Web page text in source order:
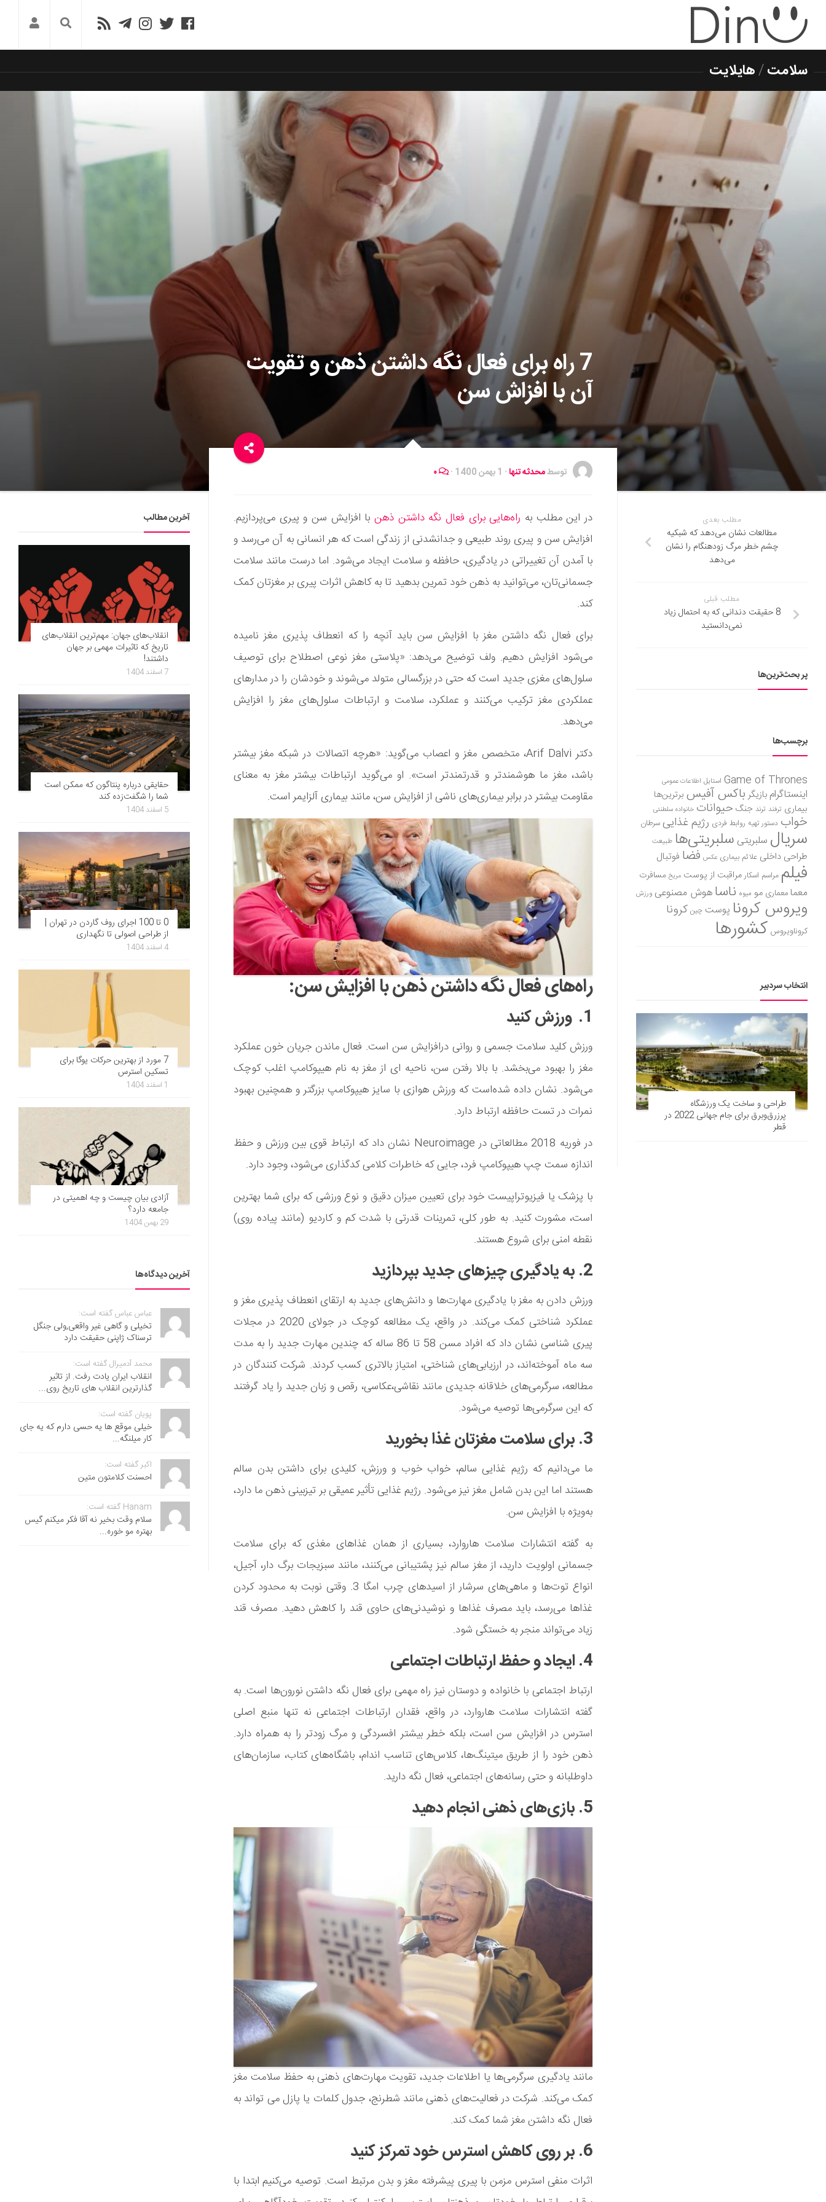
سلامت/هایلایت
7 راه برای فعال نگه داشتن ذهن و تقویت
آن با افزاش سن
توسطمحدثه تنها· 1 بهمن 1400 ·
در این مطلب به راه‌هایی برای فعال نگه داشتن ذهن با افزایش سن و پیری می‌پردازیم.
افزایش سن و پیری روند طبیعی و جدانشدنی از زندگی است که هر انسانی به آن می‌رسد و
با آمدن آن تغییراتی در یادگیری، حافظه و سلامت ایجاد می‌شود. اما درست مانند سلامت
جسمانی‌تان، می‌توانید به ذهن خود تمرین بدهید تا به کاهش اثرات پیری بر مغزتان کمک
کند.
برای فعال نگه داشتن مغز با افزایش سن باید آنچه را که انعطاف پذیری مغز نامیده
می‌شود افزایش دهیم. ولف توضیح می‌دهد: «پلاستی مغز نوعی اصطلاح برای توصیف
سلول‌های مغزی جدید است که حتی در بزرگسالی متولد می‌شوند و خودشان را در مدارهای
عملکردی مغز ترکیب می‌کنند و عملکرد، سلامت و ارتباطات سلول‌های مغز را افزایش
می‌دهد.
دکتر Arif Dalvi، متخصص مغز و اعصاب می‌گوید: «هرچه اتصالات در شبکه مغز بیشتر
باشد، مغز ما هوشمندتر و قدرتمندتر است». او می‌گوید ارتباطات بیشتر مغز به معنای
مقاومت بیشتر در برابر بیماری‌های ناشی از افزایش سن، مانند بیماری آلزایمر است.
راه‌های فعال نگه داشتن ذهن با افزایش سن:
1. ورزش کنید
ورزش کلید سلامت جسمی و روانی درافزایش سن است. فعال ماندن جریان خون عملکرد
مغز را بهبود می‌بخشد. با بالا رفتن سن، ناحیه ای از مغز به نام هیپوکامپ اغلب کوچک
می‌شود. نشان داده شده‌است که ورزش هوازی با سایز هیپوکامپ بزرگتر و همچنین بهبود
نمرات در تست حافظه ارتباط دارد.
در فوریه 2018 مطالعاتی در Neuroimage نشان داد که ارتباط قوی بین ورزش و حفظ
اندازه سمت چپ هیپوکامپ فرد، جایی که خاطرات کلامی کدگذاری می‌شود، وجود دارد.
با پزشک یا فیزیوتراپیست خود برای تعیین میزان دقیق و نوع ورزشی که برای شما بهترین
است، مشورت کنید. به طور کلی، تمرینات قدرتی با شدت کم و کاردیو (مانند پیاده روی)
نقطه امنی برای شروع هستند.
2. به یادگیری چیزهای جدید بپردازید
ورزش دادن به مغز با یادگیری مهارت‌ها و دانش‌های جدید به ارتقای انعطاف پذیری مغز و
عملکرد شناختی کمک می‌کند. در واقع، یک مطالعه کوچک در جولای 2020 در مجلات
پیری شناسی نشان داد که افراد مسن 58 تا 86 ساله که چندین مهارت جدید را به مدت
سه ماه آموخته‌اند، در ارزیابی‌های شناختی، امتیاز بالاتری کسب کردند. شرکت کنندگان در
مطالعه، سرگرمی‌های خلاقانه جدیدی مانند نقاشی،عکاسی، رقص و زبان جدید را یاد گرفتند
که این سرگرمی‌ها توصیه می‌شود.
3. برای سلامت مغزتان غذا بخورید
ما می‌دانیم که رژیم غذایی سالم، خواب خوب و ورزش، کلیدی برای داشتن بدن سالم
هستند اما این بدن شامل مغز نیز می‌شود. رژیم غذایی تأثیر عمیقی بر تیزبینی ذهن ما دارد،
به‌ویژه با افزایش سن.
به گفته انتشارات سلامت هاروارد، بسیاری از همان غذاهای مغذی که برای سلامت
جسمانی اولویت دارید، از مغز سالم نیز پشتیبانی می‌کنند، مانند سبزیجات برگ دار، آجیل،
انواع توت‌ها و ماهی‌های سرشار از اسیدهای چرب امگا 3. وقتی نوبت به محدود کردن
غذاها می‌رسد، باید مصرف غذاها و نوشیدنی‌های حاوی قند را کاهش دهید. مصرف قند
زیاد می‌تواند منجر به خستگی شود.
4. ایجاد و حفظ ارتباطات اجتماعی
ارتباط اجتماعی با خانواده و دوستان نیز راه مهمی برای فعال نگه داشتن نورون‌ها است. به
گفته انتشارات سلامت هاروارد، در واقع، فقدان ارتباطات اجتماعی نه تنها منبع اصلی
استرس در افزایش سن است، بلکه خطر بیشتر افسردگی و مرگ زودتر را به همراه دارد.
ذهن خود را از طریق میتینگ‌ها، کلاس‌های تناسب اندام، باشگاه‌های کتاب، سازمان‌های
داوطلبانه و حتی رسانه‌های اجتماعی، فعال نگه دارید.
5. بازی‌های ذهنی انجام دهید
مانند یادگیری سرگرمی‌ها یا اطلاعات جدید، تقویت مهارت‌های ذهنی به حفظ سلامت مغز
کمک می‌کند. شرکت در فعالیت‌های ذهنی مانند شطرنج، جدول کلمات یا پازل می تواند به
فعال نگه داشتن مغز شما کمک کند.
6. بر روی کاهش استرس خود تمرکز کنید
اثرات منفی استرس مزمن با پیری پیشرفته مغز و بدن مرتبط است. توصیه می‌کنیم ابتدا با
مطلب بعدی
مطالعات نشان می‌دهد که شبکیه
چشم خطر مرگ زودهنگام را نشان
می‌دهد
مطلب قبلی
8 حقیقت دندانی که به احتمال زیاد
نمی‌دانستید
پر بحث‌ترین‌ها
برچسب‌ها
Game of Thrones استایل اطلاعات عمومی
اینستاگرام بازیگر باکس آفیس برترین‌ها
بیماری ترفند ترند جنگ حیوانات خانواده سلطنتی
خواب دستور تهیه روابط فردی رژیم غذاییسرطان
سریال سلبریتی سلبریتی‌ها طبیعت
طراحی داخلی علائم بیماری عکس فضا فوتبال
فیلم مراسم اسکارمراقبت از پوست مریخ مسافرت
معمامعماری مو میوه ناساهوش مصنوعی ورزش
ویروس کرونا پوست چین کرونا
کروناویروس کشورها
انتخاب سردبیر
طراحی و ساخت یک ورزشگاه
پرزرق‌وبرق برای جام جهانی 2022 در
قطر
آخرین مطالب
انقلاب‌های جهان: مهم‌ترین انقلاب‌های
تاریخ که تاثیرات مهمی بر جهان
داشتند!
7 اسفند 1404
حقایقی درباره پنتاگون که ممکن است
شما را شگفت‌زده کند
5 اسفند 1404
0 تا 100 اجرای روف گاردن در تهران |
از طراحی اصولی تا نگهداری
4 اسفند 1404
7 مورد از بهترین حرکات یوگا برای
تسکین استرس
1 اسفند 1404
آزادی بیان چیست و چه اهمیتی در
جامعه دارد؟
29 بهمن 1404
آخرین دیدگاه‌ها
عباس عباس گفته است:
تخیلی و گاهی غیر واقعی,ولی جنگل
ترسناک ژاپنی حقیقت دارد
محمد آدمیرال گفته است:
انقلاب ایران یادت رفت. از تاثیر
گذارترین انقلاب های تاریخ روی...
پویان گفته است:
خیلی موقع ها یه حسی دارم که یه جای
کار میلنگه...
اکبر گفته است:
احسنت ‌کلامتون متین
Hanam گفته است:
سلام وقت بخیر نه آقا فکر میکنم گیس
بهتره مو خوره...